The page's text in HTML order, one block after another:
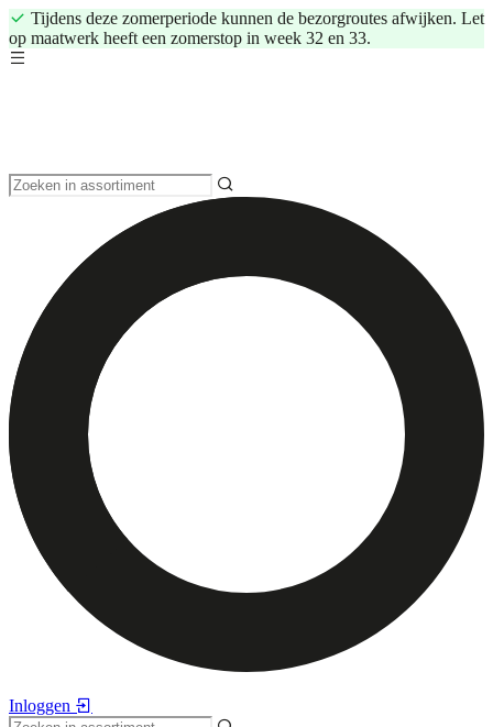
Tijdens deze zomerperiode kunnen de bezorgroutes afwijken. Let
op maatwerk heeft een zomerstop in week 32 en 33.
Inloggen